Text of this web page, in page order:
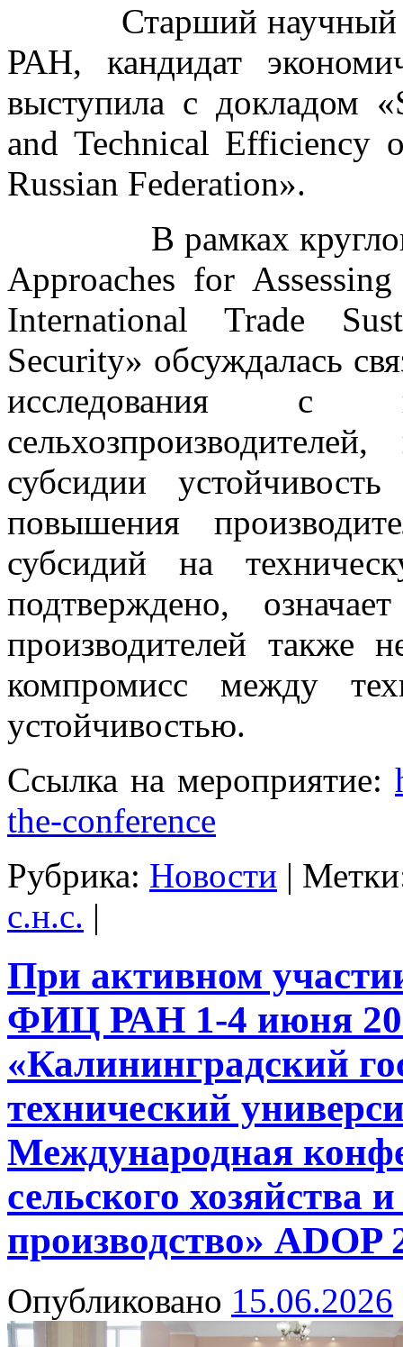
Старший научный
РАН, кандидат
выступила с докладом
and Technical Efficiency
Russian Federation».
В рамках круглого
Approaches for
International Trade
Security» обсуждалась
исследования с
субсидии
повышения
субсидий на
подтверждено,
производителей также
компромисс между
устойчивостью.
Ссылка на мероприятие:
the-conference
Рубрика: Новости |
с.н.с. |
При активном
ФИЦ РАН 1-4 июня
«Калининградский
технический
Международная
сельского хозяйства
производство» ADOP
Опубликовано 15.06.2026